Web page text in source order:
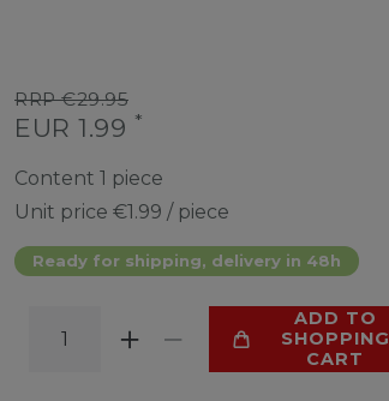
RRP €29.95
EUR 1.99 *
Content 1 piece
Unit price €1.99 / piece
Ready for shipping, delivery in 48h
ADD TO
SHOPPING
CART